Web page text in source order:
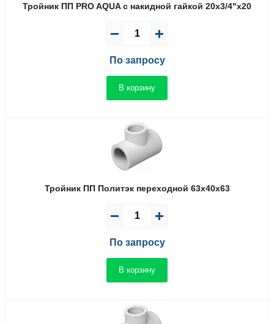
Тройник ПП PRO AQUA с накидной гайкой 20x3/4"x20
По запросу
В корзину
Тройник ПП Политэк переходной 63x40x63
По запросу
В корзину